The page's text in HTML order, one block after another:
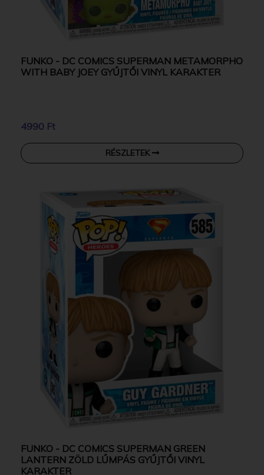
FUNKO - DC COMICS SUPERMAN METAMORPHO
WITH BABY JOEY GYŰJTŐI VINYL KARAKTER
4990 Ft
RÉSZLETEK
FUNKO - DC COMICS SUPERMAN GREEN
LANTERN ZÖLD LŰMPÁS GYŰJTŐI VINYL
KARAKTER